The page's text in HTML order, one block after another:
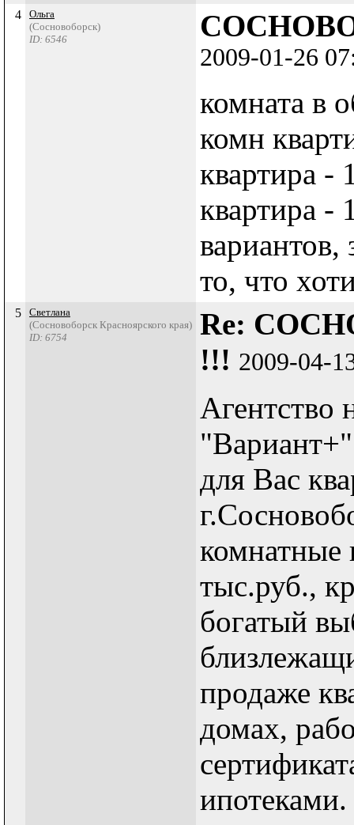
4
Ольга
(Сосновоборск)
ID: 6546
2009-01-26
комната в
комн
квартира -
квартира -
вариантов,
то, что
5
Светлана
(Сосновоборск Красноярского края)
ID: 6754
Re:
!!! 2009-04-
Агентство
для Вас
комнатные
тыс.руб.,
богатый
продаже
домах,